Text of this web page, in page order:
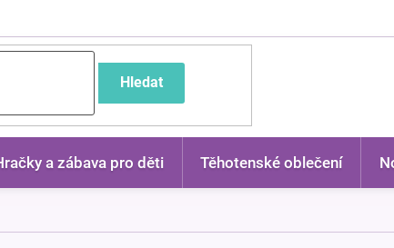
Hledat
a zábava pro děti Těhotenské oblečení